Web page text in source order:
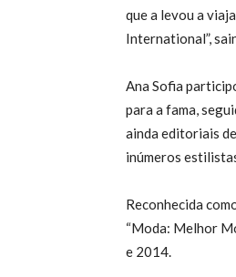
que a levou a
International”,
Ana Sofia
para a fama,
ainda editoriais
inúmeros
Reconhecida
“Moda: Melhor
e 2014.